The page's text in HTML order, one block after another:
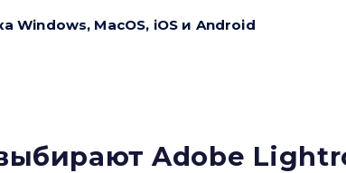
Windows, MacOS, iOS и Android
Adobe